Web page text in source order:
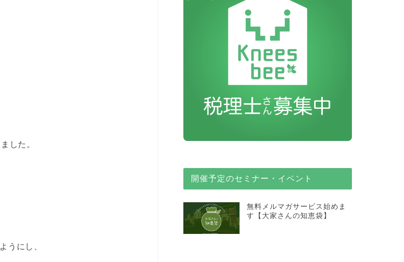
した。
うにし、
開催予定のセミナー・イベント
無料メルマガサービス始めま
す【大家さんの知恵袋】